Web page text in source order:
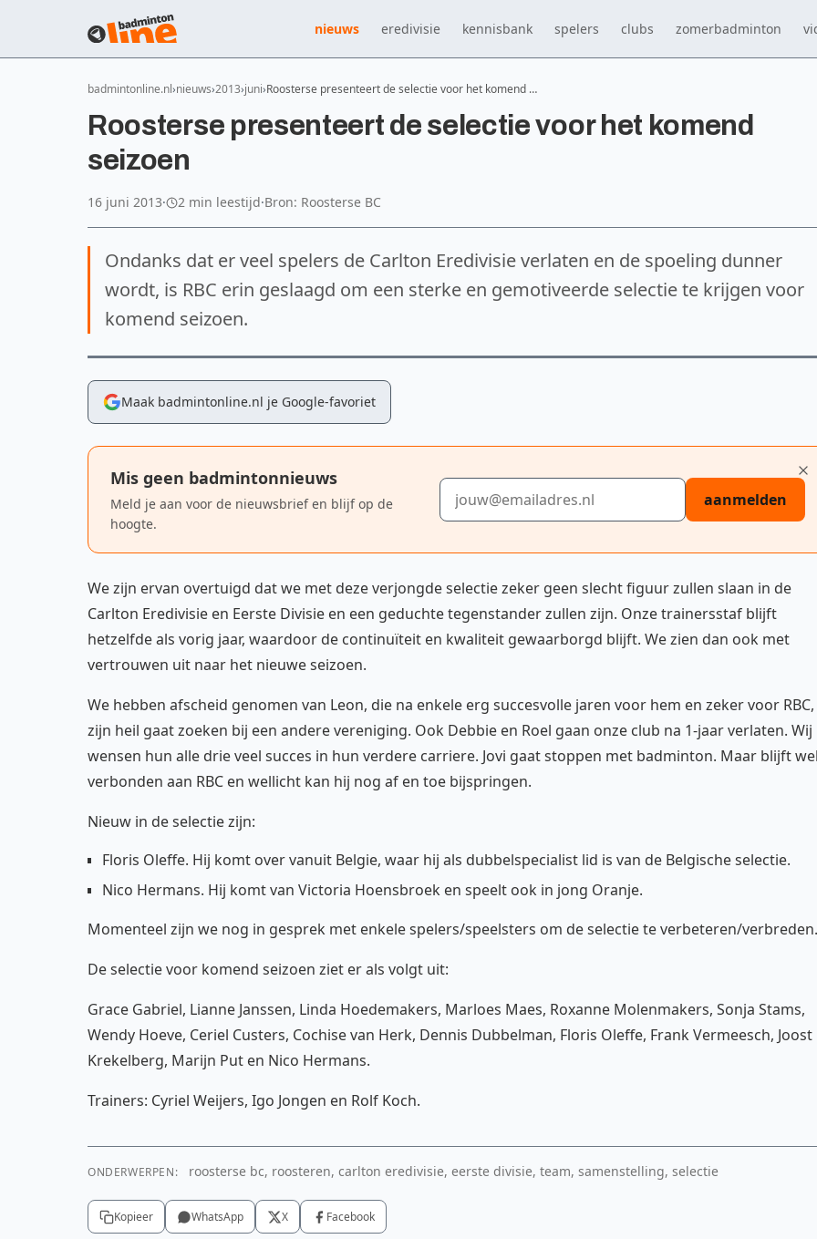
nieuws eredivisie kennisbank spelers clubs zomerbadminton
badmintonline.nl nieuws 2013 juni Roosterse presenteert de selectie voor het komend …
Roosterse presenteert de selectie voor het komend
seizoen
16 juni 2013· 2 min leestijd·Bron: Roosterse BC
Ondanks dat er veel spelers de Carlton Eredivisie verlaten en de spoeling dunner
wordt, is RBC erin geslaagd om een sterke en gemotiveerde selectie te krijgen voor
komend seizoen.
Maak badmintonline.nl je Google-favoriet
Mis geen badmintonnieuws
Meld je aan voor de nieuwsbrief en blijf op de
hoogte.
E-mailadres
aanmelden
We zijn ervan overtuigd dat we met deze verjongde selectie zeker geen slecht figuur zullen slaan in de
Carlton Eredivisie en Eerste Divisie en een geduchte tegenstander zullen zijn. Onze trainersstaf blijft
hetzelfde als vorig jaar, waardoor de continuïteit en kwaliteit gewaarborgd blijft. We zien dan ook met
vertrouwen uit naar het nieuwe seizoen.
We hebben afscheid genomen van Leon, die na enkele erg succesvolle jaren voor hem en zeker voor RBC,
zijn heil gaat zoeken bij een andere vereniging. Ook Debbie en Roel gaan onze club na 1-jaar verlaten. Wij
wensen hun alle drie veel succes in hun verdere carriere. Jovi gaat stoppen met badminton. Maar blijft
verbonden aan RBC en wellicht kan hij nog af en toe bijspringen.
Nieuw in de selectie zijn:
Floris Oleffe. Hij komt over vanuit Belgie, waar hij als dubbelspecialist lid is van de Belgische selectie.
Nico Hermans. Hij komt van Victoria Hoensbroek en speelt ook in jong Oranje.
Momenteel zijn we nog in gesprek met enkele spelers/speelsters om de selectie te verbeteren/verbreden.
De selectie voor komend seizoen ziet er als volgt uit:
Grace Gabriel, Lianne Janssen, Linda Hoedemakers, Marloes Maes, Roxanne Molenmakers, Sonja Stams,
Wendy Hoeve, Ceriel Custers, Cochise van Herk, Dennis Dubbelman, Floris Oleffe, Frank Vermeesch, Joost
Krekelberg, Marijn Put en Nico Hermans.
Trainers: Cyriel Weijers, Igo Jongen en Rolf Koch.
ONDERWERPEN: roosterse bc, roosteren, carlton eredivisie, eerste divisie, team, samenstelling, selectie
Kopieer WhatsApp X Facebook